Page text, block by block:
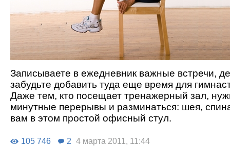
Записываете в ежедневник важные встречи,
забудьте добавить туда еще время для
Даже тем, кто посещает тренажерный зал,
минутные перерывы и разминаться: шея,
вам в этом простой офисный стул.
105 746 2 4 марта 2011, 11:44